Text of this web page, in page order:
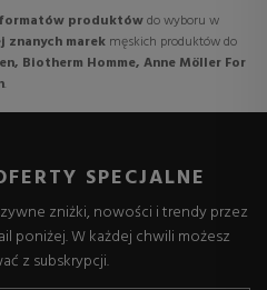
produktówdo wyboru w
znanych marek męskich produktów do
Biotherm Homme, Anne Möller For
.
SPECJALNE
zniżki, nowości i trendy przez
poniżej. W każdej chwili możesz
z subskrypcji.